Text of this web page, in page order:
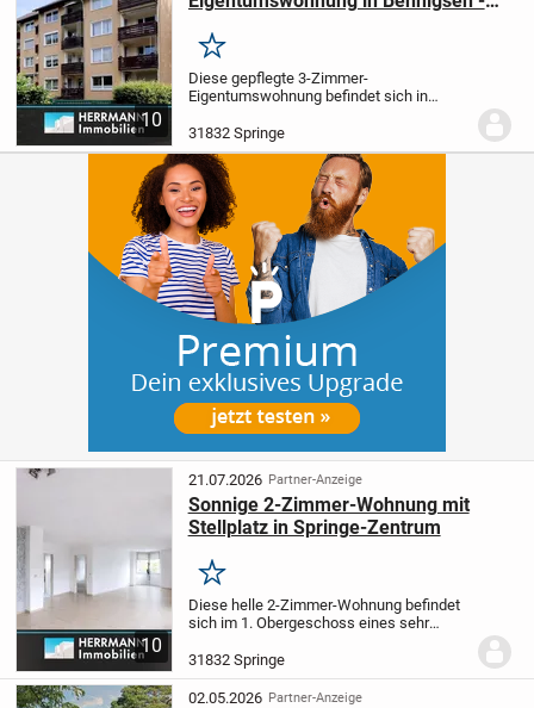
10
Kapitalanlage
Merken
Diese gepflegte 3-Zimmer-
Eigentumswohnung befindet sich in
Mehrfamilienhauses mit insgesamt 24
Wohneinheiten (aufgeteilt auf 3
Hauseingängen) und überzeugt durch
einen durchdacht...
31832 Springe
10
21.07.2026 Partner-Anzeige
Sonnige 2-Zimmer-Wohnung mit
Stellplatz in Springe-Zentrum
Merken
Diese helle 2-Zimmer-Wohnung befindet
sich im 1. Obergeschoss eines sehr
insgesamt 5 Wohneinheiten. Sie
überzeugt durch ihren durchdachten
Schnitt mit einem...
31832 Springe
02.05.2026 Partner-Anzeige